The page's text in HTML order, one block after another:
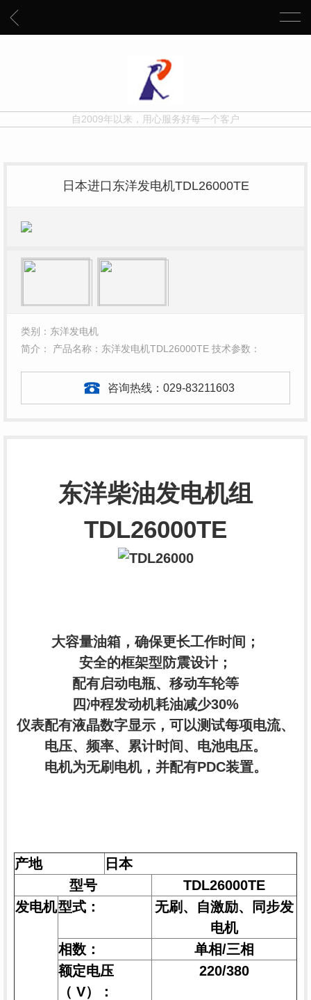
自2009年以来，用心服务好每一个客户
日本进口东洋发电机TDL26000TE
类别：东洋发电机
简介： 产品名称：东洋发电机TDL26000TE 技术参数：
咨询热线： 029-83211603
东洋柴油发电机组
TDL26000TE
大容量油箱，确保更长工作时间；
安全的框架型防震设计；
配有启动电瓶、移动车轮等
四冲程发动机耗油减少30%
仪表配有液晶数字显示，可以测试每项电流、
电压、频率、累计时间、电池电压。
电机为无刷电机，并配有PDC装置。
产地
日本
型号
TDL26000TE
发电机型式：
无刷、自激励、同步发
电机
相数：
单相/三相
额定电压
（ V）：
220/380